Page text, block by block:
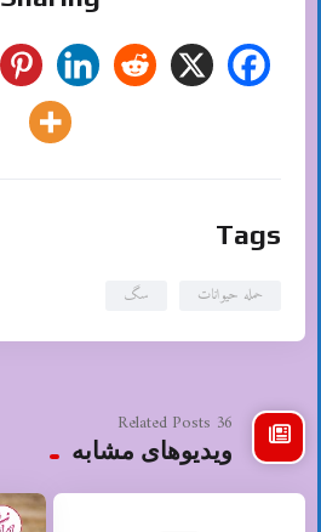
Tags
حمله حیوانات سگ
36 Related Posts
ویدیوهای مشابه